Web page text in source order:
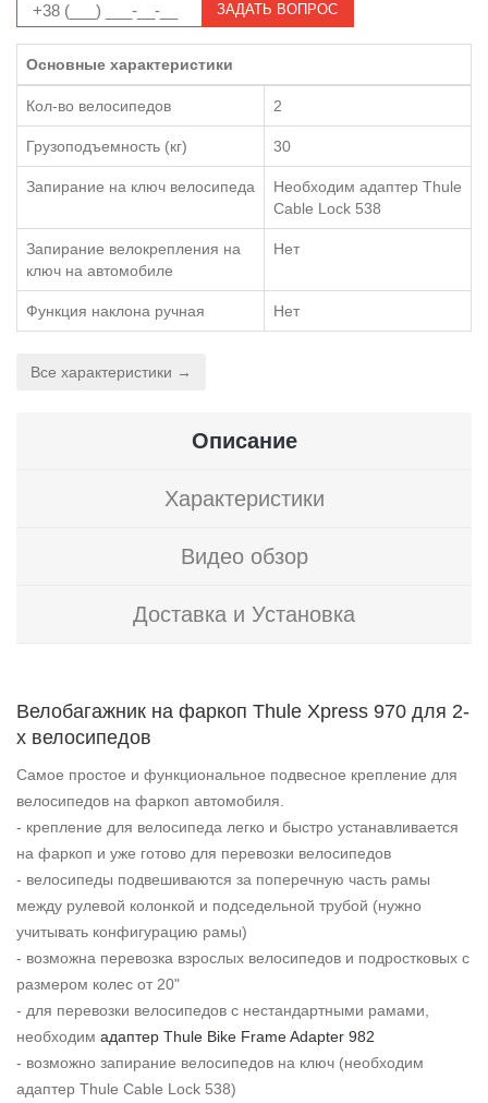
ЗАДАТЬ ВОПРОС
Основные характеристики
Кол-во велосипедов 2
Грузоподъемность (кг) 30
Запирание на ключ велосипеда
Необходим адаптер Thule
Cable Lock 538
Запирание велокрепления на
ключ на автомобиле
Нет
Функция наклона ручная Нет
Все характеристики →
Описание
Характеристики
Видео обзор
Доставка и Установка
Велобагажник на фаркоп Thule Xpress 970 для 2-
х велосипедов
Самое простое и функциональное подвесное крепление для
велосипедов на фаркоп автомобиля.
- крепление для велосипеда легко и быстро устанавливается
на фаркоп и уже готово для перевозки велосипедов
- велосипеды подвешиваются за поперечную часть рамы
между рулевой колонкой и подседельной трубой (нужно
учитывать конфигурацию рамы)
- возможна перевозка взрослых велосипедов и подростковых с
размером колес от 20"
- для перевозки велосипедов с нестандартными рамами,
необходим адаптер Thule Bike Frame Adapter 982
- возможно запирание велосипедов на ключ (необходим
адаптер Thule Cable Lock 538)